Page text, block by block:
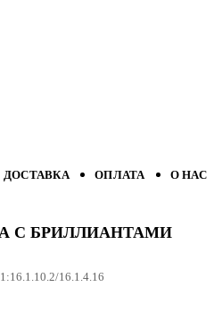
ДОСТАВКА ОПЛАТА О НАС
С БРИЛЛИАНТАМИ
16.1.4.16